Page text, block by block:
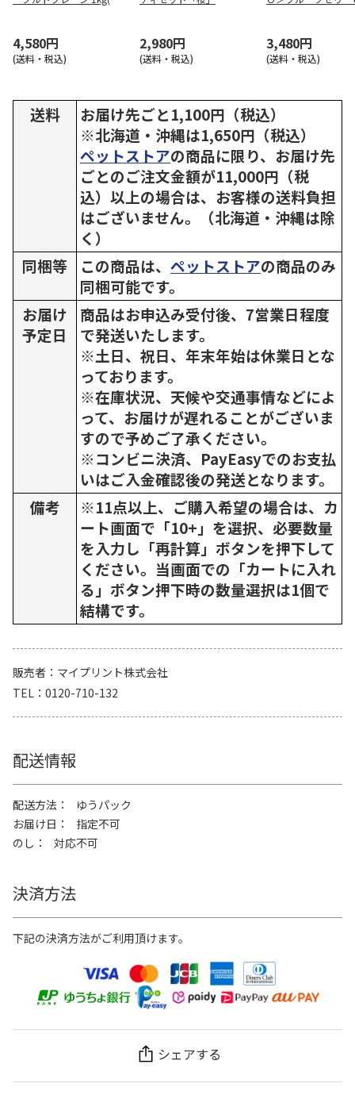
4,580円
(送料・税込)
2,980円
(送料・税込)
3,480円
(送料・税込)
送料
お届け先ごと1,100円（税込）
※北海道・沖縄は1,650円（税込）
ペットストアの商品に限り、お届け先
ごとのご注文金額が11,000円（税
込）以上の場合は、お客様の送料負担
はございません。（北海道・沖縄は除
く）
同梱等
この商品は、 ペットストアの商品のみ
同梱可能です。
お届け
予定日
商品はお申込み受付後、7営業日程度
で発送いたします。
※土日、祝日、年末年始は休業日とな
っております。
※在庫状況、天候や交通事情などによ
って、お届けが遅れることがございま
すので予めご了承ください。
※コンビニ決済、PayEasyでのお支払
いはご入金確認後の発送となります。
備考
※11点以上、ご購入希望の場合は、カ
ート画面で「10+」を選択、必要数量
を入力し「再計算」ボタンを押下して
ください。当画面での「カートに入れ
る」ボタン押下時の数量選択は1個で
結構です。
販売者
マイプリント株式会社
TEL
0120-710-132
配送情報
配送方法
ゆうパック
お届け日
指定不可
のし
対応不可
決済方法
下記の決済方法がご利用頂けます。
シェアする